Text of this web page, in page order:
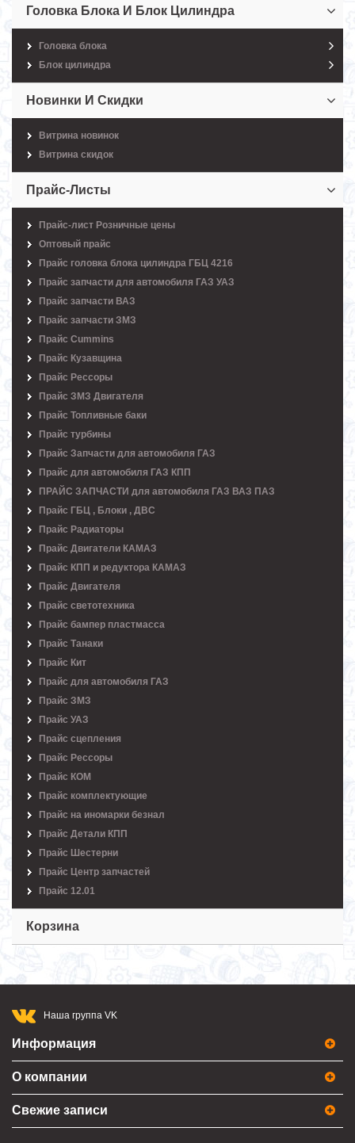
Головка Блока И Блок Цилиндра
Головка блока
Блок цилиндра
Новинки И Скидки
Витрина новинок
Витрина скидок
Прайс-Листы
Прайс-лист Розничные цены
Оптовый прайс
Прайс головка блока цилиндра ГБЦ 4216
Прайс запчасти для автомобиля ГАЗ УАЗ
Прайс запчасти ВАЗ
Прайс запчасти ЗМЗ
Прайс Cummins
Прайс Кузавщина
Прайс Рессоры
Прайс ЗМЗ Двигателя
Прайс Топливные баки
Прайс турбины
Прайс Запчасти для автомобиля ГАЗ
Прайс для автомобиля ГАЗ КПП
ПРАЙС ЗАПЧАСТИ для автомобиля ГАЗ ВАЗ ПАЗ
Прайс ГБЦ , Блоки , ДВС
Прайс Радиаторы
Прайс Двигатели КАМАЗ
Прайс КПП и редуктора КАМАЗ
Прайс Двигателя
Прайс светотехника
Прайс бампер пластмасса
Прайс Танаки
Прайс Кит
Прайс для автомобиля ГАЗ
Прайс ЗМЗ
Прайс УАЗ
Прайс сцепления
Прайс Рессоры
Прайс КОМ
Прайс комплектующие
Прайс на иномарки безнал
Прайс Детали КПП
Прайс Шестерни
Прайс Центр запчастей
Прайс 12.01
Корзина
Наша группа VK
Информация
О компании
Свежие записи